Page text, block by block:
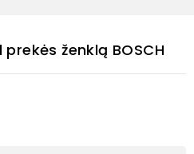
ženklą BOSCH